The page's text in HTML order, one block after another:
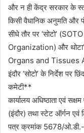
और न ही केंद्र सरकार के
किसी वैधानिक अनुमति और
सीधे तौर पर ‘सोटो’
Organization) और
Organs and Tissues
इंदौर ‘सोटो’ के निर्देश पर
कमेटी**
कार्यालय अधिष्ठाता एवं सक्षम
(इंदौर) तथा स्टेट ऑर्गन
पत्र क्रमांक 5678/ओ.डी.-